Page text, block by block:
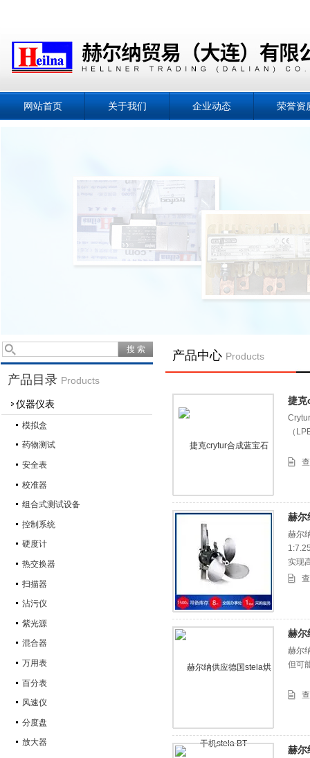
网站首页 关于我们 企业动态 荣誉资
产品目录 Products
仪器仪表
模拟盒
药物测试
安全表
校准器
组合式测试设备
控制系统
硬度计
热交换器
扫描器
沾污仪
紫光源
混合器
万用表
百分表
风速仪
分度盘
放大器
产品中心 Products
捷克
（
赫尔
赫尔
实现
赫尔
赫尔
但可
赫尔